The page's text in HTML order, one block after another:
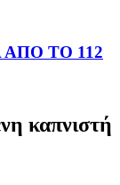
ΤΟ 112
καπνιστή